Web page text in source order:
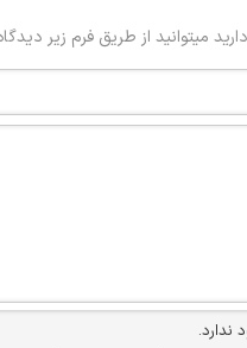
میتوانید از طریق فرم زیر
ندارد.